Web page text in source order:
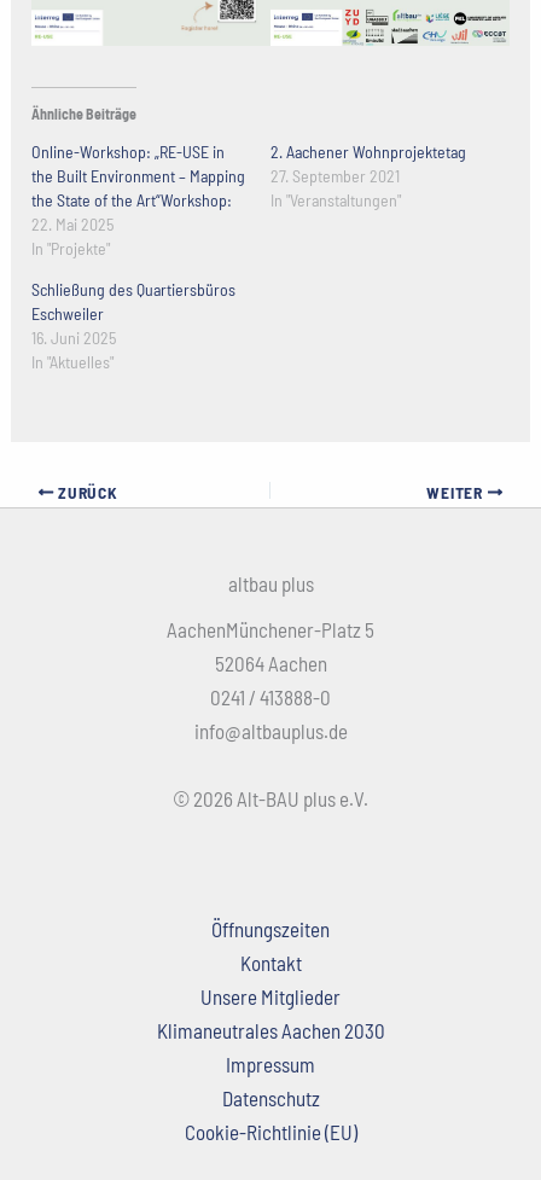
Ähnliche Beiträge
Online-Workshop: „RE-USE in
the Built Environment – Mapping
the State of the Art“Workshop:
22. Mai 2025
In "Projekte"
2. Aachener Wohnprojektetag
27. September 2021
In "Veranstaltungen"
Schließung des Quartiersbüros
Eschweiler
16. Juni 2025
In "Aktuelles"
ZURÜCK WEITER
altbau plus
AachenMünchener-Platz 5
52064 Aachen
0241 / 413888-0
info@altbauplus.de
© 2026 Alt-BAU plus e.V.
Öffnungszeiten
Kontakt
Unsere Mitglieder
Klimaneutrales Aachen 2030
Impressum
Datenschutz
Cookie-Richtlinie (EU)